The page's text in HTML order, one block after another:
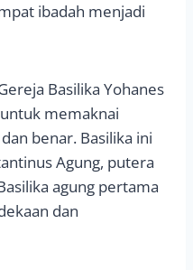
ibadah menjadi
Basilika Yohanes
memaknai
benar. Basilika ini
Agung, putera
agung pertama
dan